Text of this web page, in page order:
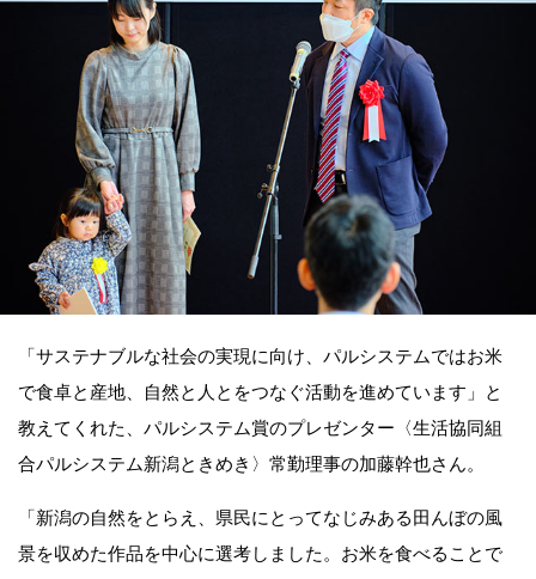
「サステナブルな社会の実現に向け、パルシステムではお米
で食卓と産地、自然と人とをつなぐ活動を進めています」と
教えてくれた、パルシステム賞のプレゼンター〈生活協同組
合パルシステム新潟ときめき〉常勤理事の加藤幹也さん。
「新潟の自然をとらえ、県民にとってなじみある田んぼの風
景を収めた作品を中心に選考しました。お米を食べることで